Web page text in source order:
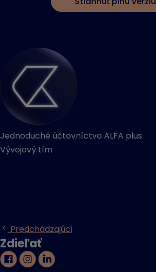
Jednoduché účtovníctvo ALFA plus
Vývojový tím
Predchádzajúci
Zdieľať